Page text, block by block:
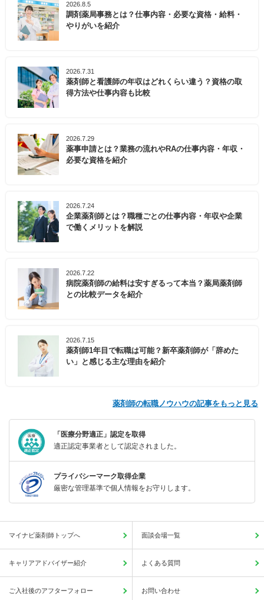
2026.8.5
調剤薬局事務とは？仕事内容・必要な資格・給料・
やりがいを紹介
2026.7.31
薬剤師と看護師の年収はどれくらい違う？資格の取
得方法や仕事内容も比較
2026.7.29
薬事申請とは？業務の流れやRAの仕事内容・年収・
必要な資格を紹介
2026.7.24
企業薬剤師とは？職種ごとの仕事内容・年収や企業
で働くメリットを解説
2026.7.22
病院薬剤師の給料は安すぎるって本当？薬局薬剤師
との比較データを紹介
2026.7.15
薬剤師1年目で転職は可能？新卒薬剤師が「辞めた
い」と感じる主な理由を紹介
薬剤師の転職ノウハウの記事をもっと見る
「医療分野適正」認定を取得
適正認定事業者として認定されました。
プライバシーマーク取得企業
厳密な管理基準で個人情報をお守りします。
マイナビ薬剤師トップへ 面談会場一覧
キャリアアドバイザー紹介 よくある質問
ご入社後のアフターフォロー お問い合わせ